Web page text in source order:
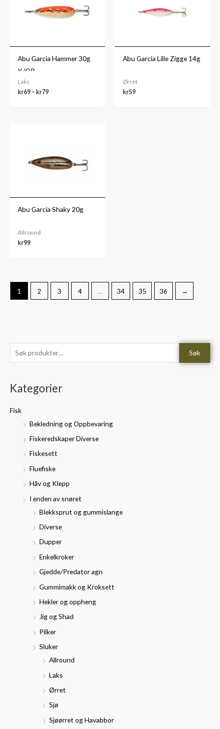
ø
e
t
Søk
Kategorier
Fisk
Bekledning og Oppbevaring
Fiskeredskaper Diverse
Fiskesett
Fluefiske
Håv og Klepp
I enden av snøret
Blekksprut og gummislange
Diverse
Dupper
Enkelkroker
Gjedde/Predator agn
Gummimakk og Kroksett
Hekler og oppheng
Jig og Shad
Pilker
Sluker
Allround
Laks
Ørret
Sjø
Sjøørret og Havabbor
ia
Abu Garcia Hammer 30g
K/OR
Laks
kr69 – kr79
Abu Garcia Lille Zigge 14g
Ørret
kr59
Abu Garcia Shaky 20g
Allround
kr99
1 2 3 4 … 34 35 36 →